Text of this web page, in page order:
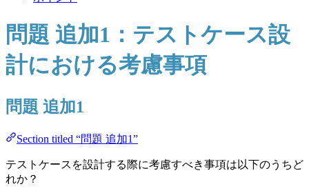
問題 追加1：テストケース設
計における考慮事項
問題 追加1
Section titled “問題 追加1”
テストケースを設計する際に考慮すべき事項は以下のうちど
れか？